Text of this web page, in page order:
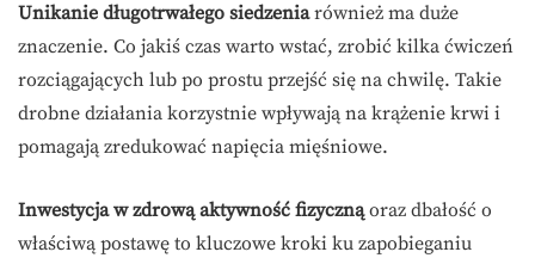
Unikanie długotrwałego siedzeniarównież ma duże
znaczenie. Co jakiś czas warto wstać, zrobić kilka ćwiczeń
rozciągających lub po prostu przejść się na chwilę. Takie
drobne działania korzystnie wpływają na krążenie krwi i
pomagają zredukować napięcia mięśniowe.
Inwestycja w zdrową aktywność fizycznąoraz dbałość o
właściwą postawę to kluczowe kroki ku zapobieganiu